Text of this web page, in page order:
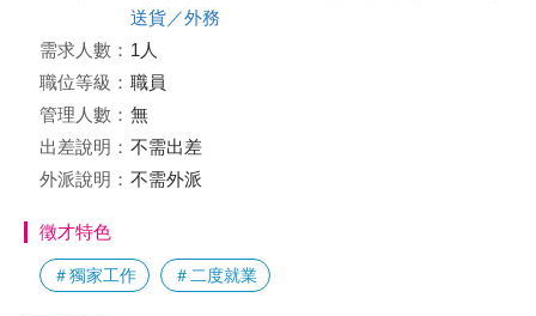
送貨／外務
需求人數： 1人
職位等級： 職員
管理人數： 無
出差說明： 不需出差
外派說明： 不需外派
徵才特色
＃獨家工作 ＃二度就業